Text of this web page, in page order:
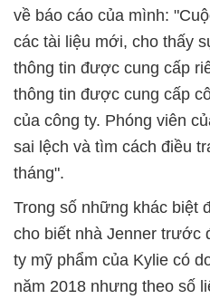
về báo cáo của mình:
các tài liệu mới, cho thấy
thông tin được cung cấp
thông tin được cung cấp
của công ty. Phóng viên
sai lệch và tìm cách điều
tháng".
Trong số những khác biệt
cho biết nhà Jenner trước
ty mỹ phẩm của Kylie có
năm 2018 nhưng theo số